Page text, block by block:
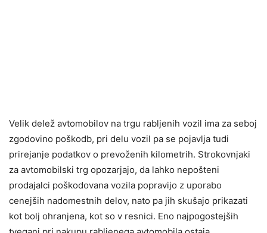
Velik delež avtomobilov na trgu rabljenih vozil ima za seboj
zgodovino poškodb, pri delu vozil pa se pojavlja tudi
prirejanje podatkov o prevoženih kilometrih. Strokovnjaki
za avtomobilski trg opozarjajo, da lahko nepošteni
prodajalci poškodovana vozila popravijo z uporabo
cenejših nadomestnih delov, nato pa jih skušajo prikazati
kot bolj ohranjena, kot so v resnici. Eno najpogostejših